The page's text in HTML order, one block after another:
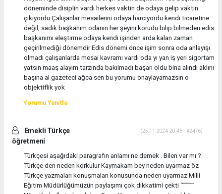
döneminde disiplin vardı herkes vaktin de odaya gelip vaktin
çıkıyordu Çalışanlar mesailerini odaya harcıyordu kendi ticaretine
değil, sadık başkanım odanın her şeyini korudu bilip bilmeden edis
başkanımı eleştirme odaya kendi işinden arda kalan zaman
geçirilmediği dönemdir Edis dönemi önce işim sonra oda anlayışı
olmadı çalışanlarda mesai kavramı vardı oda yı yan iş yeri sigortam
yatsın maaş alayım tarzında bakılmadı başarı oldu bina alındı aklını
başına al gazeteci ağca sen bu yorumu onaylayamazsın o
objektiflik yok
Yorumu Yanıtla
Emekli Türkçe
öğretmeni
(25.11.2024 20:48 - #2476)
Türkçesi aşağıdaki paragrafın anlamı ne demek . Bilen var mı ?
Türkçe den neden korkulur Kaymakam bey neden uyarmaz öz
Türkçe yazmaları konuşmaları konusunda neden uyarmaz Milli
Eğitim Müdürlüğümüzün paylaşımı çok dikkatimi çekti “””””””